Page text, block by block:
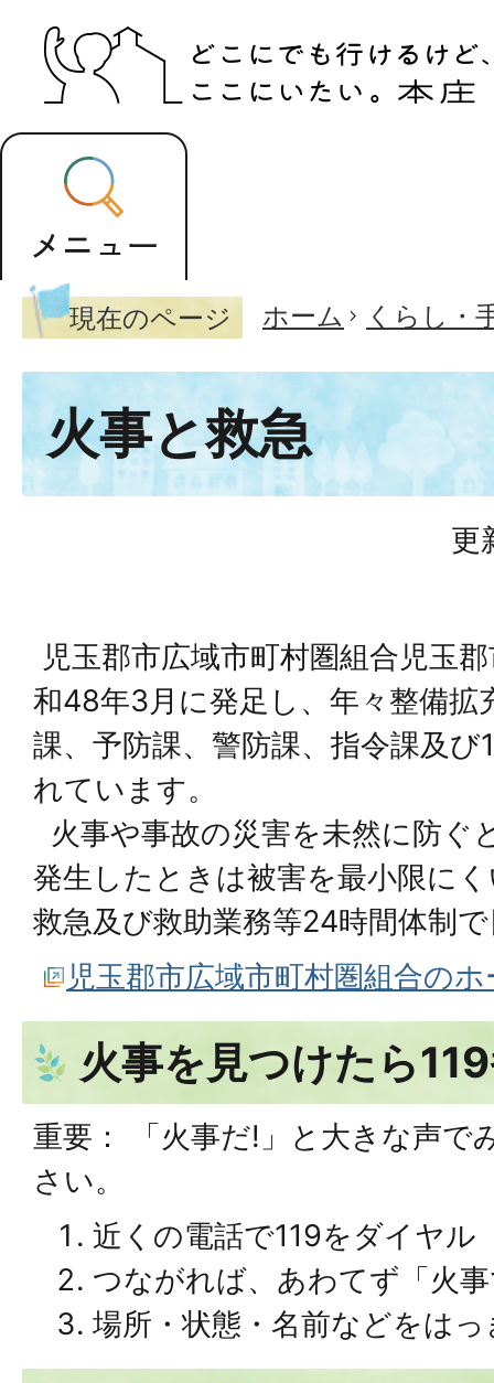
現在のページ ホーム くらし・
火事と救急
更
児玉郡市広域市町村圏組合児玉
和48年3月に発足し、年々整備拡
課、予防課、警防課、指令課及
れています。
火事や事故の災害を未然に防ぐ
発生したときは被害を最小限に
救急及び救助業務等24時間体制
児玉郡市広域市町村圏組合の
火事を見つけたら
重要： 「火事だ!」と大きな声で
さい。
近くの電話で119をダイヤル
つながれば、あわてず「火
場所・状態・名前などをは